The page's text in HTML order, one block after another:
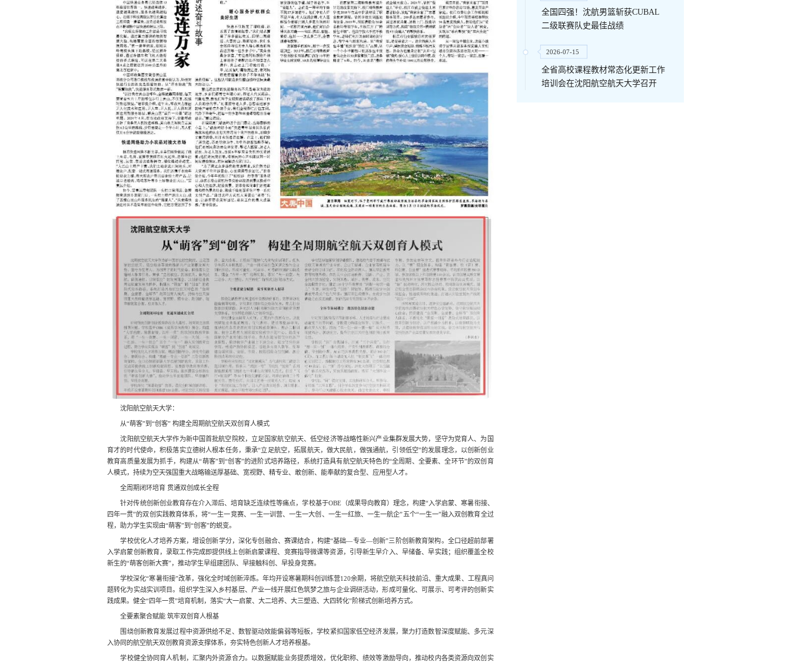
沈阳航空航天大学：
从“萌客”到“创客” 构建全周期航空航天双创育人模式
沈阳航空航天大学作为新中国首批航空院校，立足国家航空航天、低空经济等战略性新兴产业集群发展大势，坚守为党育人、为国
育才的时代使命，积极落实立德树人根本任务，秉承“立足航空，拓展航天，做大民航，做强通航，引领低空”的发展理念，以创新创业
教育高质量发展为抓手，构建从“萌客”到“创客”的进阶式培养路径，系统打造具有航空航天特色的“全周期、全要素、全环节”的双创育
人模式，持续为空天强国重大战略输送厚基础、宽视野、精专业、敢创新、能奉献的复合型、应用型人才。
全周期闭环培育 贯通双创成长全程
针对传统创新创业教育存在介入滞后、培育缺乏连续性等痛点，学校基于OBE（成果导向教育）理念，构建“入学启蒙、寒暑衔接、
四年一贯”的双创实践教育体系，将“一生一竞赛、一生一训营、一生一大创、一生一红旅、一生一航企”五个“一生一”融入双创教育全过
程，助力学生实现由“萌客”到“创客”的蜕变。
学校优化人才培养方案，增设创新学分，深化专创融合、赛课结合，构建“基础—专业—创新”三阶创新教育架构。全口径超前部署
入学启蒙创新教育，录取工作完成即提供线上创新启蒙课程、竞赛指导微课等资源，引导新生早介入、早储备、早实践；组织覆盖全校
新生的“萌客创新大赛”，推动学生早组建团队、早接触科创、早投身竞赛。
学校深化“寒暑衔接”改革，强化全时域创新淬炼。年均开设寒暑期科创训练营120余期，将航空航天科技前沿、重大成果、工程真问
题转化为实战实训项目。组织学生深入乡村基层、产业一线开展红色筑梦之旅与企业调研活动，形成可量化、可展示、可考评的创新实
践成果。健全“四年一贯”培育机制，落实“大一启蒙、大二培养、大三塑造、大四转化”阶梯式创新培养方式。
全要素聚合赋能 筑牢双创育人根基
围绕创新教育发展过程中资源供给不足、数智驱动效能偏弱等短板，学校紧扣国家低空经济发展，聚力打造数智深度赋能、多元深
入协同的航空航天双创教育资源支撑体系，夯实特色创新人才培养根基。
学校健全协同育人机制，汇聚内外资源合力。以数据赋能业务提质增效，优化职称、绩效等激励导向，推动校内各类资源向双创实
全国四强！沈航男篮斩获CUBAL
二级联赛队史最佳战绩
2026-07-15
全省高校课程教材常态化更新工作
培训会在沈阳航空航天大学召开